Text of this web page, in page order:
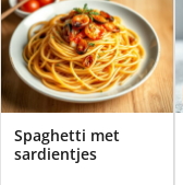
Spaghetti met
sardientjes